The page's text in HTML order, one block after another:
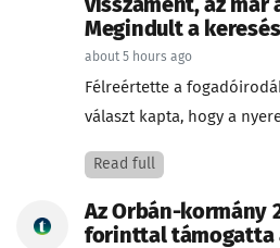
visszament, az már
Megindult a keresés
about 5 hours ago
Félreértette a
választ kapta, hogy a
Read full
Az Orbán-kormány
forinttal támogatta